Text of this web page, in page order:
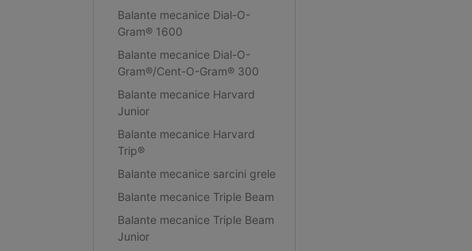
Balante mecanice Dial-O-
Gram® 1600
Balante mecanice Dial-O-
Gram®/Cent-O-Gram® 300
Balante mecanice Harvard
Junior
Balante mecanice Harvard
Trip®
Balante mecanice sarcini grele
Balante mecanice Triple Beam
Balante mecanice Triple Beam
Junior